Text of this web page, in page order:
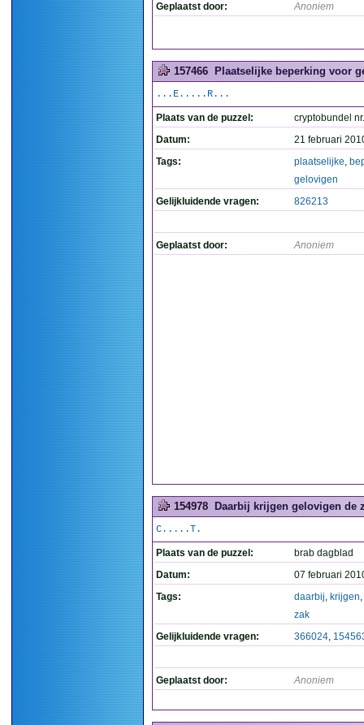
Geplaatst door: Anoniem
157466 Plaatselijke beperking voor
...E.....R...
Plaats van de puzzel:
cryptobundel
Datum:
21 februari
Tags:
plaatselijke,
gelovigen
Gelijkluidende vragen:
826213
Geplaatst door: Anoniem
154978 Daarbij krijgen gelovigen de
C.....T.
Plaats van de puzzel:
brab dagblad
Datum:
07 februari
Tags:
daarbij, krijgen,
zak
Gelijkluidende vragen:
366024,
Geplaatst door: Anoniem